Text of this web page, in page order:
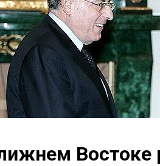
Востоке